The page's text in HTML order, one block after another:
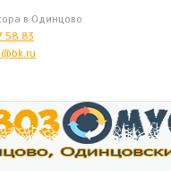
в Одинцово
58 83